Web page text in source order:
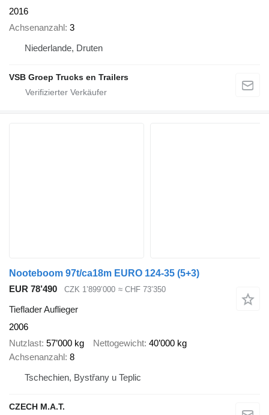
2016
Achsenanzahl 3
Niederlande, Druten
VSB Groep Trucks en Trailers
Nooteboom 97t/ca18m EURO 124-35 (5+3)
EUR 78’490
CZK 1’899’000 ≈ CHF 73’350
Tieflader Auflieger
2006
Nutzlast 57’000 kg Nettogewicht 40’000 kg
Achsenanzahl 8
Tschechien, Bystřany u Teplic
CZECH M.A.T.